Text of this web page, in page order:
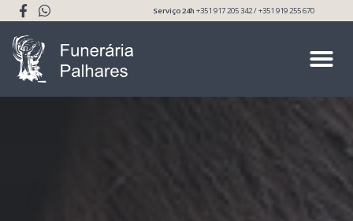
Serviço 24h+351 917 205 342 / +351 919 255 670